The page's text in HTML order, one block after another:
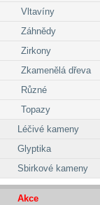
Vltavíny
Záhnědy
Zirkony
Zkamenělá dřeva
Různé
Topazy
Léčivé kameny
Glyptika
Sbirkové kameny
Akce